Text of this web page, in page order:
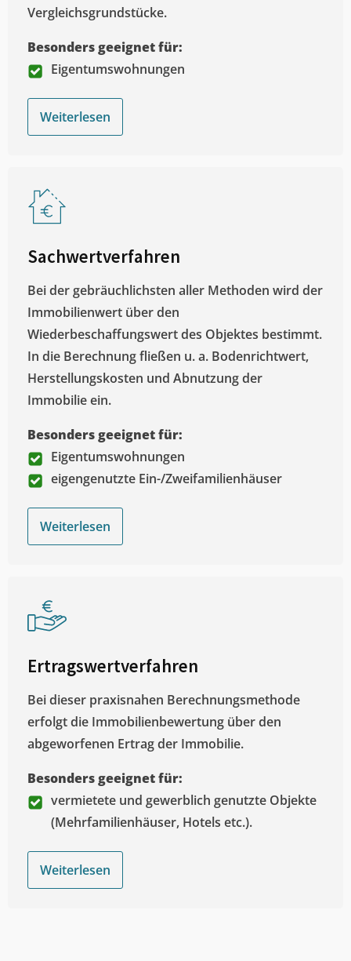
Vergleichsgrundstücke.
Besonders geeignet für:
Eigentumswohnungen
Weiterlesen
Sachwertverfahren
Bei der gebräuchlichsten aller Methoden wird der
Immobilienwert über den
Wiederbeschaffungswert des Objektes bestimmt.
In die Berechnung fließen u. a. Bodenrichtwert,
Herstellungskosten und Abnutzung der
Immobilie ein.
Besonders geeignet für:
Eigentumswohnungen
eigengenutzte Ein-/Zweifamilienhäuser
Weiterlesen
Ertragswertverfahren
Bei dieser praxisnahen Berechnungsmethode
erfolgt die Immobilienbewertung über den
abgeworfenen Ertrag der Immobilie.
Besonders geeignet für:
vermietete und gewerblich genutzte Objekte
(Mehrfamilienhäuser, Hotels etc.).
Weiterlesen